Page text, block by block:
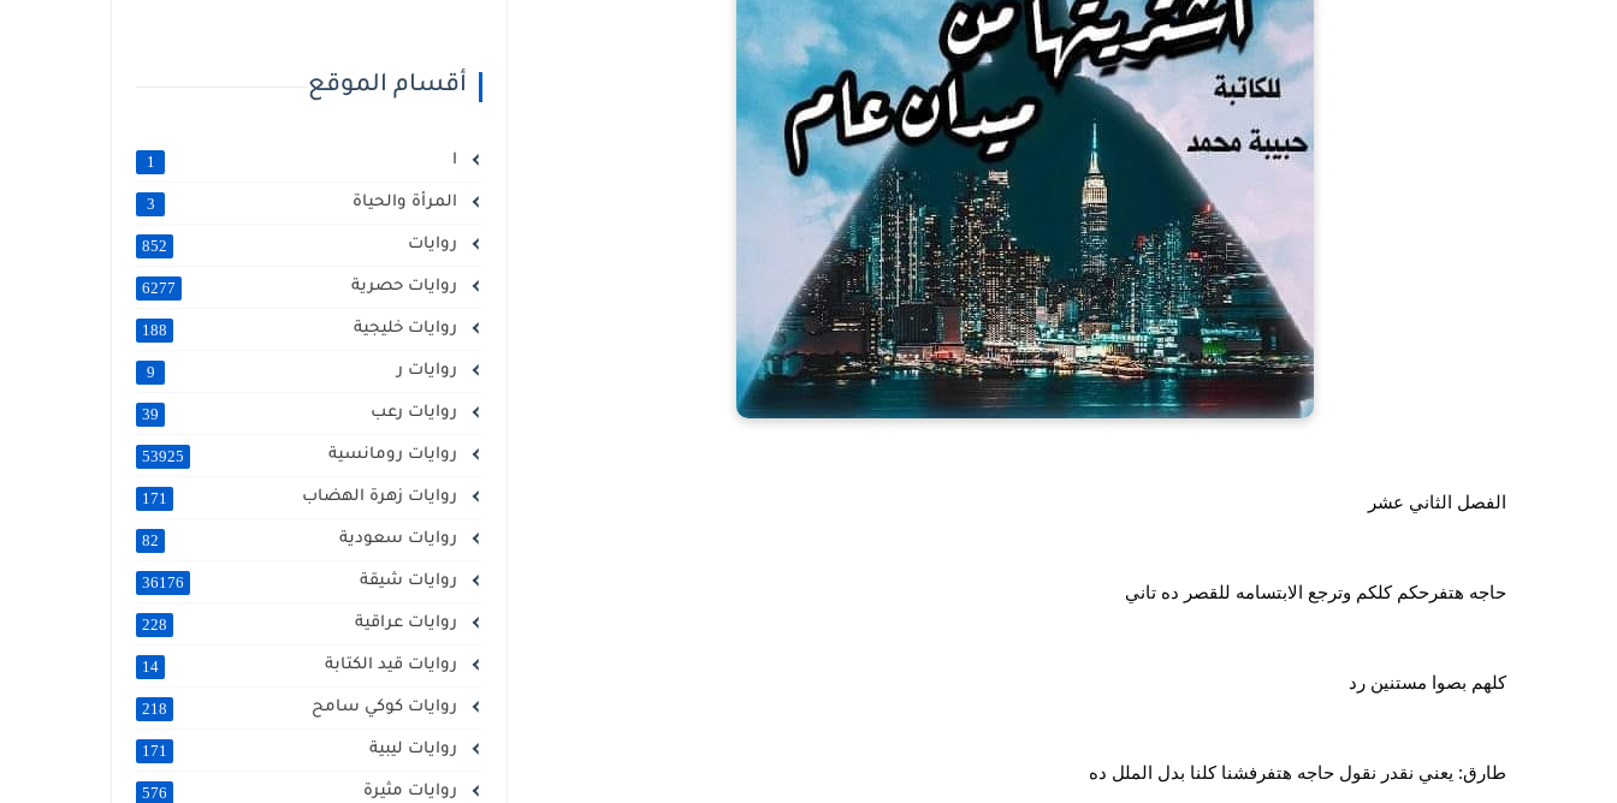
الفصل الثاني عشر
حاجه هتفرحكم كلكم وترجع الابتسامه للقصر ده تاني
كلهم بصوا مستنين رد
طارق: يعني نقدر نقول حاجه هتفرفشنا كلنا بدل الملل ده
أقسام الموقع
ا 1
المرأة والحياة 3
روايات 852
روايات حصرية 6277
روايات خليجية 188
روايات ر 9
روايات رعب 39
روايات رومانسية 53925
روايات زهرة الهضاب 171
روايات سعودية 82
روايات شيقة 36176
روايات عراقية 228
روايات قيد الكتابة 14
روايات كوكي سامح 218
روايات ليبية 171
روايات مثيرة 576